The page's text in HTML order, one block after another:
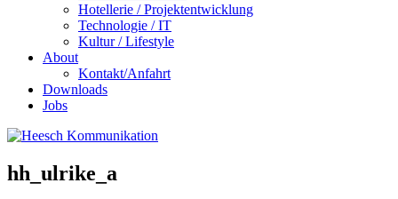
Hotellerie / Projektentwicklung
Technologie / IT
Kultur / Lifestyle
About
Kontakt/Anfahrt
Downloads
Jobs
hh_ulrike_a